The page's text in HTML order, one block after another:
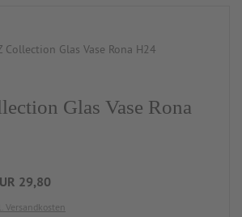
Glas Vase Rona
29,80
Versandkosten